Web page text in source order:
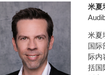
米夏
米夏
国际
际内
括国